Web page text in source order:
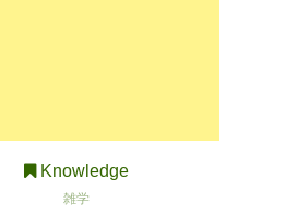
Knowledge
雑学